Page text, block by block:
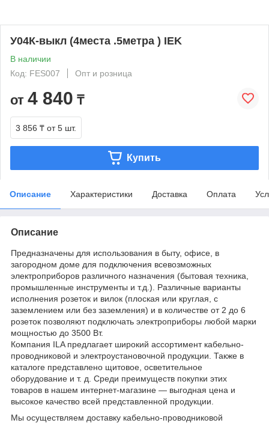
У04К-выкл (4места .5метра ) IEK
В наличии
Код: FES007
Опт и розница
от 4 840 ₸
3 856 ₸ от 5 шт.
Купить
Описание Характеристики Доставка Оплата
Описание
Предназначены для использования в быту, офисе, в
загородном доме для подключения всевозможных
электроприборов различного назначения (бытовая техника,
промышленные инструменты и т.д.). Различные варианты
исполнения розеток и вилок (плоская или круглая, с
заземлением или без заземления) и в количестве от 2 до 6
розеток позволяют подключать электроприборы любой марки
мощностью до 3500 Вт.
Компания ILA предлагает широкий ассортимент кабельно-
проводниковой и электроустановочной продукции. Также в
каталоге представлено щитовое, осветительное
оборудование и т. д. Среди преимуществ покупки этих
товаров в нашем интернет-магазине — выгодная цена и
высокое качество всей представленной продукции.
Мы осуществляем доставку кабельно-проводниковой